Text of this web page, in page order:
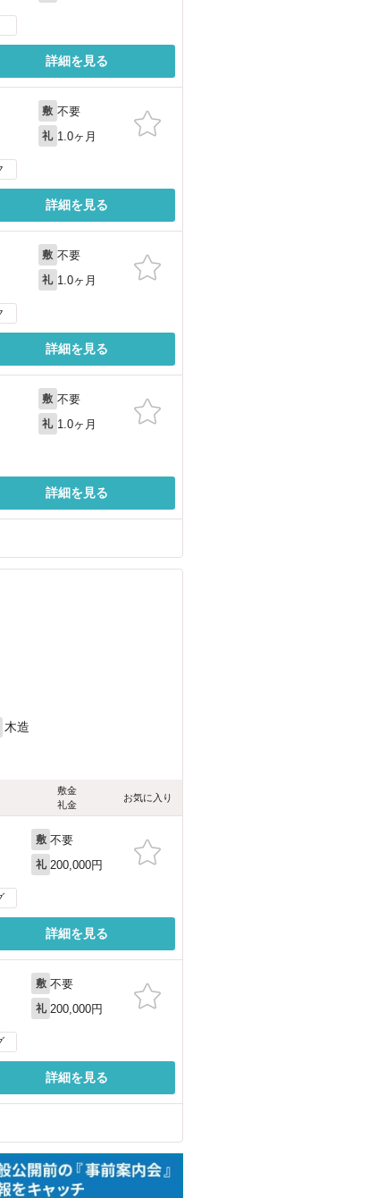
詳細を見る
敷 不要
礼 1.0ヶ月
詳細を見る
敷 不要
礼 1.0ヶ月
詳細を見る
敷 不要
礼 1.0ヶ月
詳細を見る
木造
敷金
礼金
お気に入り
敷 不要
礼 200,000円
詳細を見る
敷 不要
礼 200,000円
詳細を見る